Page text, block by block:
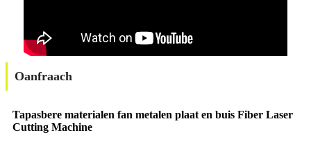
Oanfraach
Tapasbere materialen fan metalen plaat en buis Fiber Laser
Cutting Machine